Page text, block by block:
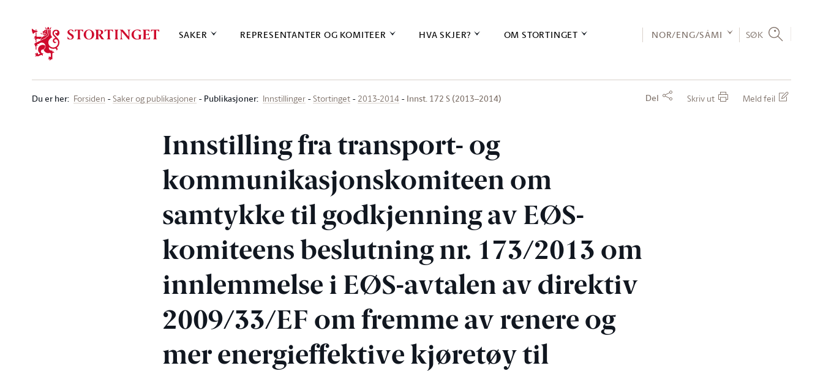
SAKER REPRESENTANTER OG KOMITEER HVA SKJER? OM STORTINGET NOR/ENG/SÁMI SØK
Du er her: Forsiden Saker og publikasjoner Publikasjoner: Innstillinger Stortinget 2013-2014 Innst. 172 S (2013–2014) Del Skriv ut Meld feil
Innstilling fra transport- og
kommunikasjonskomiteen om
samtykke til godkjenning av EØS-
komiteens beslutning nr. 173/2013 om
innlemmelse i EØS-avtalen av direktiv
2009/33/EF om fremme av renere og
mer energieffektive kjøretøy til